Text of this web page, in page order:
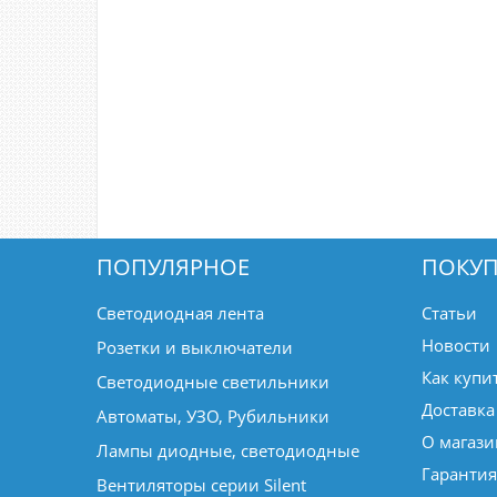
ПОПУЛЯРНОЕ
Светодиодная лента
Розетки и выключатели
Светодиодные светильники
Автоматы, УЗО, Рубильники
Лампы диодные, светодиодные
Вентиляторы серии Silent
Статьи
Новости
Как
Доставка
О
Гарантия